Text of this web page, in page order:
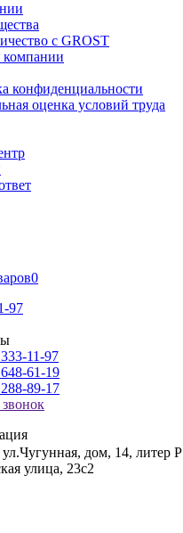
с GROST
компании
конфиденциальности
оценка условий труда
0
97
11-97
61-19
89-17
звонок
дом, 14, литер Р
улица, 23с2